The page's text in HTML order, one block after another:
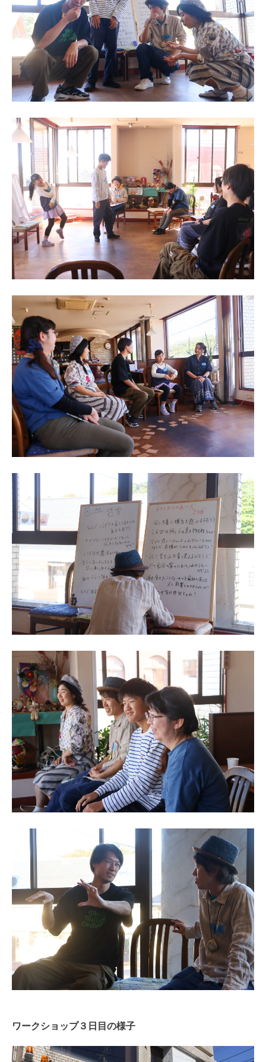
ワークショップ３日目の様子